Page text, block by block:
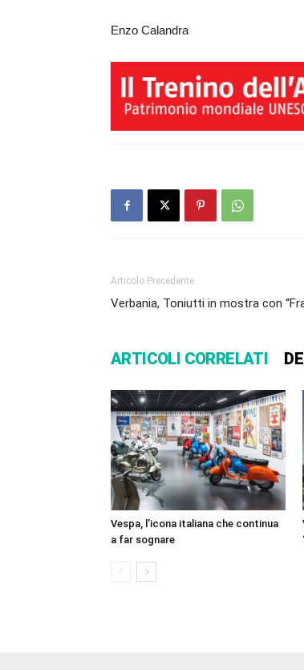
Enzo Calandra
Articolo Precedente
Verbania, Toniutti in mostra con
ARTICOLI CORRELATI
Vespa, l’icona italiana che continua
a far sognare